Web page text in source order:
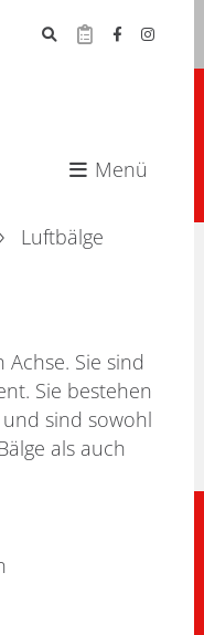
Menü
Luftbälge
Sie sind
Sie bestehen
sind sowohl
als auch